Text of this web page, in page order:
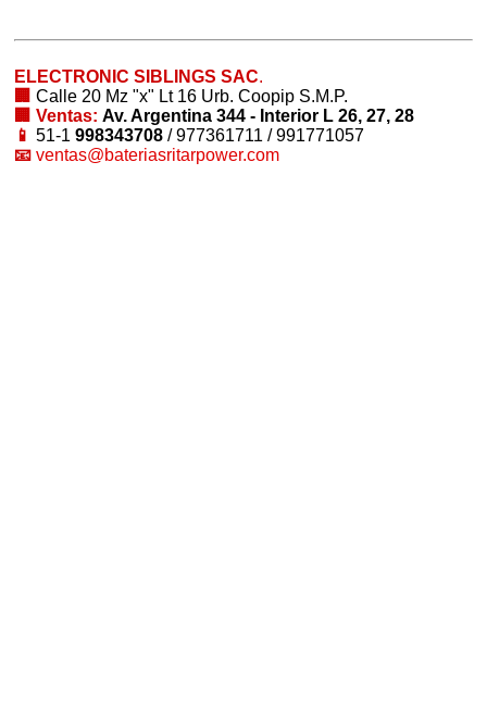
ELECTRONIC SIBLINGS SAC.
🏢Calle 20 Mz "x" Lt 16 Urb. Coopip S.M.P.
🏢 Ventas: Av. Argentina 344 - Interior L 26, 27, 28
📱51-1998343708 / 977361711 / 991771057
📧ventas@bateriasritarpower.com